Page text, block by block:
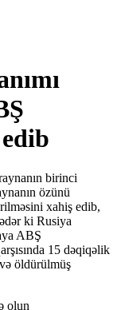
birinci
özünü
xahiş edib,
ki Rusiya
ABŞ
15 dəqiqəlik
öldürülmüş
olun